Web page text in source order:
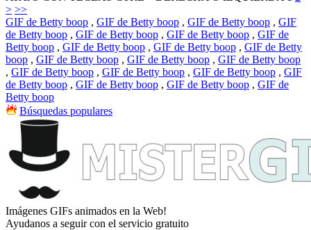
> >>
GIF de Betty boop , GIF de Betty boop , GIF de Betty boop , GIF
de Betty boop , GIF de Betty boop , GIF de Betty boop , GIF de
Betty boop , GIF de Betty boop , GIF de Betty boop , GIF de Betty
boop , GIF de Betty boop , GIF de Betty boop , GIF de Betty boop
, GIF de Betty boop , GIF de Betty boop , GIF de Betty boop , GIF
de Betty boop , GIF de Betty boop , GIF de Betty boop , GIF de
Betty boop
Búsquedas populares
Imágenes GIFs animados en la Web!
Ayudanos a seguir con el servicio gratuito